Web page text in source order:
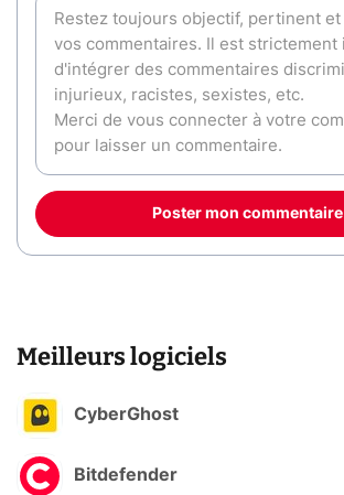
Poster mon commentaire
Meilleurs logiciels
CyberGhost
Bitdefender